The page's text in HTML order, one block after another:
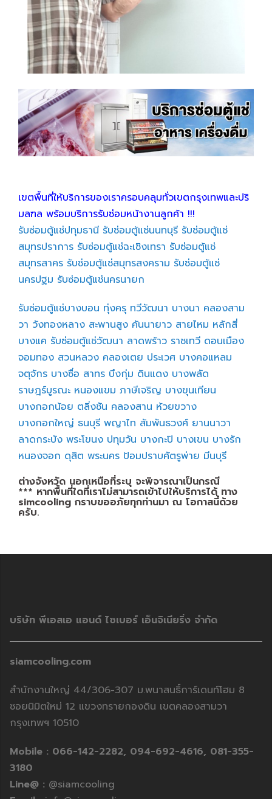
เขตพื้นที่ให้บริการของเราครอบคลุมทั่วเขตกรุงเทพและปริ
มลฑล พร้อมบริการรับซ่อมหน้างานลูกค้า !!!
รับซ่อมตู้แช่ปทุมธานี รับซ่อมตู้แช่นนทบุรี รับซ่อมตู้แช่
สมุทรปราการ รับซ่อมตู้แช่ฉะเชิงเทรา รับซ่อมตู้แช่
สมุทรสาคร รับซ่อมตู้แช่สมุทรสงคราม รับซ่อมตู้แช่
นครปฐม รับซ่อมตู้แช่นครนายก
รับซ่อมตู้แช่บางบอน ทุ่งครุ ทวีวัฒนา บางนา คลองสาม
วา วังทองหลาง สะพานสูง คันนายาว สายไหม หลักสี่
บางแค รับซ่อมตู้แช่วัฒนา ลาดพร้าว ราชเทวี ดอนเมือง
จอมทอง สวนหลวง คลองเตย ประเวศ บางคอแหลม
จตุจักร บางซื่อ สาทร บึงกุ่ม ดินแดง บางพลัด
ราษฎร์บูรณะ หนองแขม ภาษีเจริญ บางขุนเทียน
บางกอกน้อย ตลิ่งชัน คลองสาน ห้วยขวาง
บางกอกใหญ่ ธนบุรี พญาไท สัมพันธวงศ์ ยานนาวา
ลาดกระบัง พระโขนง ปทุมวัน บางกะปิ บางเขน บางรัก
หนองจอก ดุสิต พระนคร ป้อมปราบศัตรูพ่าย มีนบุรี
ต่างจังหวัด นอกเหนือที่ระบุ จะพิจารณาเป็นกรณี
*** หากพื้นที่ใดที่เราไม่สามารถเข้าไปให้บริการได้ ทาง
simcooling กราบขออภัยทุกท่านมา ณ โอกาสนี้ด้วย
ครับ.
บริษัท พีเอสเอ แอนด์ ไซเบอร์ เอ็นจิเนียริ่ง จำกัด
siamcooling.com
สำนักงานใหญ่ 44/306-307 ม.พนาสนธิ์การ์เดนท์โฮม 8
ซอยนิมิตใหม่ 12 แขวงทรายกองดิน เขตคลองสามวา
กรุงเทพฯ 10510
Mobile : 066-142-2282, 094-692-4616, 081-355-
3180
Line@ : @siamcooling